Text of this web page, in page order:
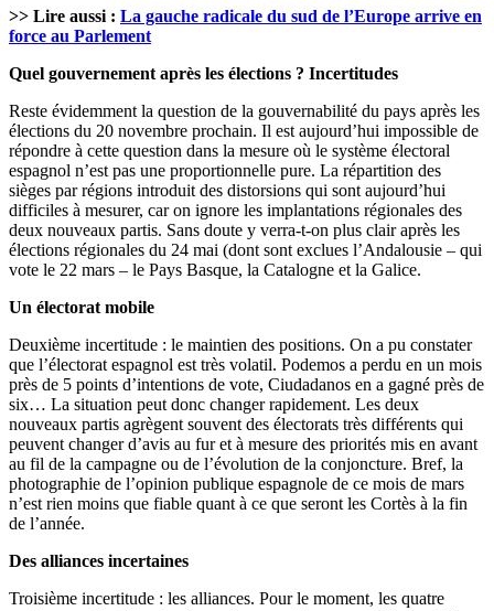
>> Lire aussi : La gauche radicale du sud de l’Europe arrive en
force au Parlement
Quel gouvernement après les élections ? Incertitudes
Reste évidemment la question de la gouvernabilité du pays après les
élections du 20 novembre prochain. Il est aujourd’hui impossible de
répondre à cette question dans la mesure où le système électoral
espagnol n’est pas une proportionnelle pure. La répartition des
sièges par régions introduit des distorsions qui sont aujourd’hui
difficiles à mesurer, car on ignore les implantations régionales des
deux nouveaux partis. Sans doute y verra-t-on plus clair après les
élections régionales du 24 mai (dont sont exclues l’Andalousie – qui
vote le 22 mars – le Pays Basque, la Catalogne et la Galice.
Un électorat mobile
Deuxième incertitude : le maintien des positions. On a pu constater
que l’électorat espagnol est très volatil. Podemos a perdu en un mois
près de 5 points d’intentions de vote, Ciudadanos en a gagné près de
six… La situation peut donc changer rapidement. Les deux
nouveaux partis agrègent souvent des électorats très différents qui
peuvent changer d’avis au fur et à mesure des priorités mis en avant
au fil de la campagne ou de l’évolution de la conjoncture. Bref, la
photographie de l’opinion publique espagnole de ce mois de mars
n’est rien moins que fiable quant à ce que seront les Cortès à la fin
de l’année.
Des alliances incertaines
Troisième incertitude : les alliances. Pour le moment, les quatre